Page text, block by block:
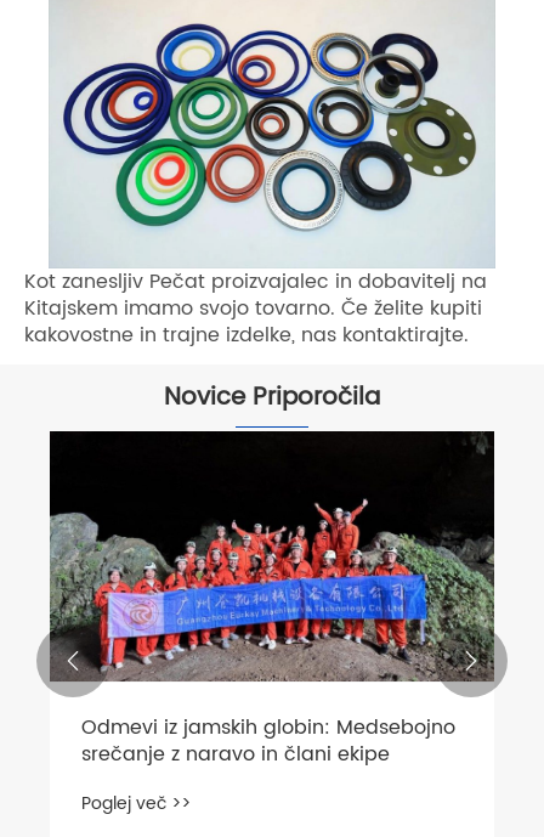
Kot zanesljiv Pečat proizvajalec in dobavitelj na
Kitajskem imamo svojo tovarno. Če želite kupiti
kakovostne in trajne izdelke, nas kontaktirajte.
Novice Priporočila
Odmevi iz jamskih globin: Medsebojno
srečanje z naravo in člani ekipe
Poglej več >>
 